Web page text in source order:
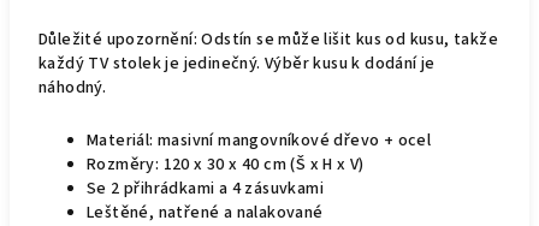
Důležité upozornění: Odstín se může lišit kus od kusu, takže
každý TV stolek je jedinečný. Výběr kusu k dodání je
náhodný.
Materiál: masivní mangovníkové dřevo + ocel
Rozměry: 120 x 30 x 40 cm (Š x H x V)
Se 2 přihrádkami a 4 zásuvkami
Leštěné, natřené a nalakované